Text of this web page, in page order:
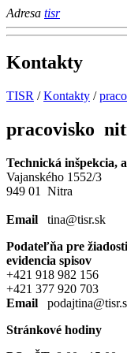
Adresa tisr
Kontakty
TISR / Kontakty /
pracovisko
Technická inšpekcia,
Vajanského 1552/3
949 01 Nitra
Email tina@tisr.sk
Podateľňa pre
evidencia spisov
+421 918 982 156
+421 377 920 703
Email
Stránkové hodiny